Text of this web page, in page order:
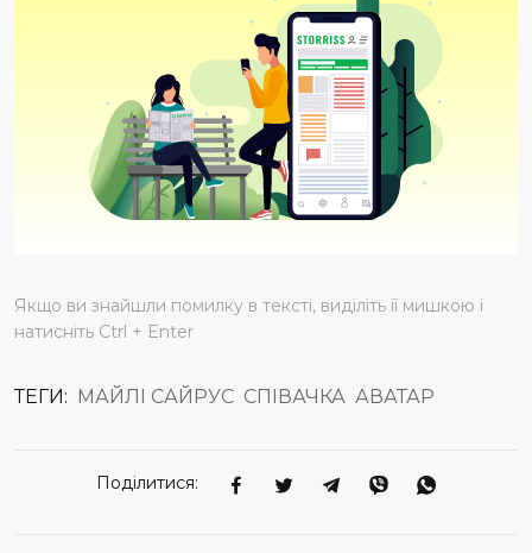
Якщо ви знайшли помилку в тексті, виділіть її мишкою і
натисніть Ctrl + Enter
ТЕГИ: МАЙЛІ САЙРУС СПІВАЧКА АВАТАР
Поділитися: